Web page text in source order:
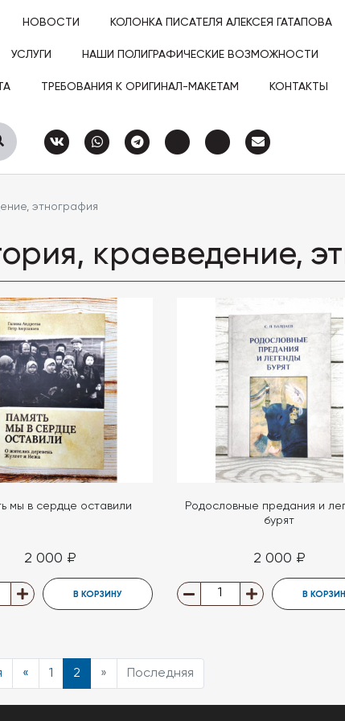
НОВОСТИ КОЛОНКА ПИСАТЕЛЯ АЛЕКСЕЯ ГАТАПОВА
УСЛУГИ НАШИ ПОЛИГРАФИЧЕСКИЕ ВОЗМОЖНОСТИ
ТРЕБОВАНИЯ К ОРИГИНАЛ-МАКЕТАМ КОНТАКТЫ
этнография
краеведение,
мы в сердце оставили
2 000 ₽
В КОРЗИНУ
Родословные предания и
бурят
2 000 ₽
В
« 1 2 » Последняя